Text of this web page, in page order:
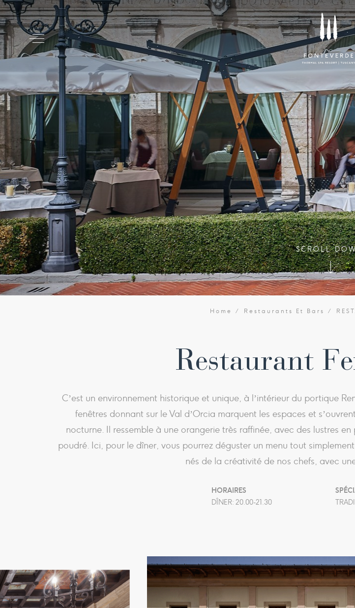
SCROLL
Home Restaurants Et Bars
Restaurant
C’est un environnement historique et unique, à l’intérieur du portique
fenêtres donnant sur le Val d’Orcia marquent les espaces et
nocturne. Il ressemble à une orangerie très raffinée, avec des lustres
poudré. Ici, pour le dîner, vous pourrez déguster un menu tout
nés de la créativité de nos chefs, avec
HORAIRES
DÎNER: 20.00-21.30